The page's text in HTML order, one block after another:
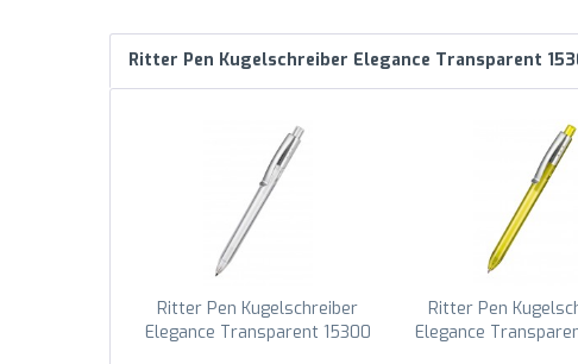
Ritter Pen Kugelschreiber Elegance Transparent
Ritter Pen Kugelschreiber
Elegance Transparent 15300
Ritter Pen
Elegance